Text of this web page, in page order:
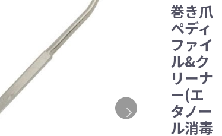
巻き爪
ペディ
ファイ
ル&ク
リーナ
ー(エ
タノー
ル消毒